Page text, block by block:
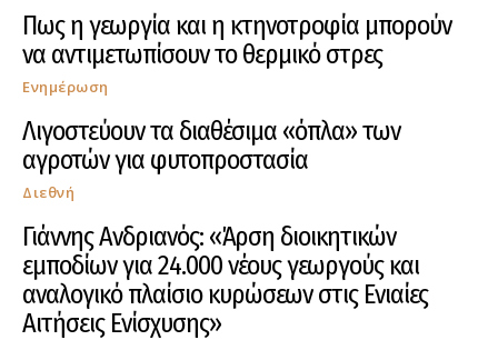
Πως η γεωργία και η κτηνοτροφία μπορούν
να αντιμετωπίσουν το θερμικό στρες
Ενημέρωση
Λιγοστεύουν τα διαθέσιμα «όπλα» των
αγροτών για φυτοπροστασία
Διεθνή
Γιάννης Ανδριανός: «Άρση διοικητικών
εμποδίων για 24.000 νέους γεωργούς και
αναλογικό πλαίσιο κυρώσεων στις Ενιαίες
Αιτήσεις Ενίσχυσης»